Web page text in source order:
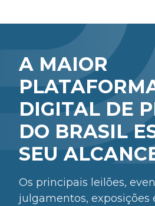
A MAIOR
DIGITAL DE
DO BRASIL
SEU
Os principais leilões,
julgamentos, exposições